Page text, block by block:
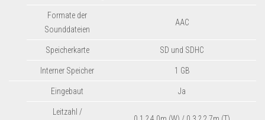
Formate der
Sounddateien
AAC
Speicherkarte SD und SDHC
Interner Speicher 1 GB
Eingebaut Ja
Leitzahl /